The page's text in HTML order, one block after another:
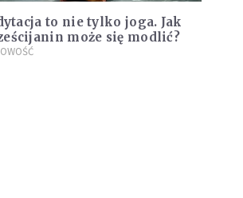
to nie tylko joga. Jak
może się modlić?